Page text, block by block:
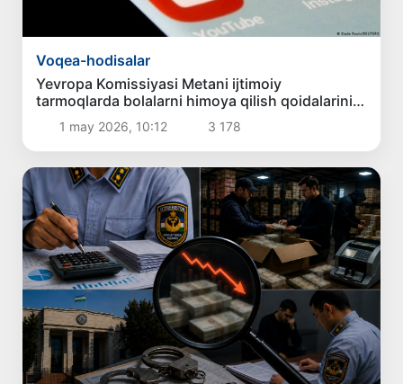
Voqea-hodisalar
Yevropa Komissiyasi Metani ijtimoiy
tarmoqlarda bolalarni himoya qilish qoidalarini
buzganlikda aybladi
1 may 2026, 10:12 3 178